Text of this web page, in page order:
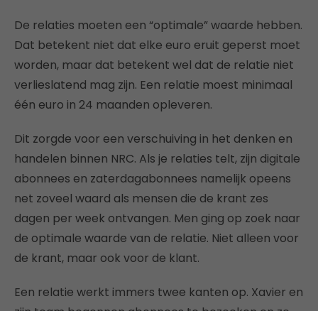
De relaties moeten een “optimale” waarde hebben.
Dat betekent niet dat elke euro eruit geperst moet
worden, maar dat betekent wel dat de relatie niet
verlieslatend mag zijn. Een relatie moest minimaal
één euro in 24 maanden opleveren.
Dit zorgde voor een verschuiving in het denken en
handelen binnen NRC. Als je relaties telt, zijn digitale
abonnees en zaterdagabonnees namelijk opeens
net zoveel waard als mensen die de krant zes
dagen per week ontvangen. Men ging op zoek naar
de optimale waarde van de relatie. Niet alleen voor
de krant, maar ook voor de klant.
Een relatie werkt immers twee kanten op. Xavier en